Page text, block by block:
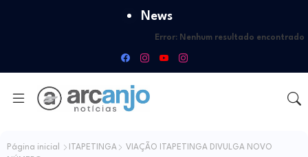
News
Error: Nenhum resultado encontrado
Página inicial ITAPETINGA
VIAÇÃO ITAPETINGA DIVULGA NOVO